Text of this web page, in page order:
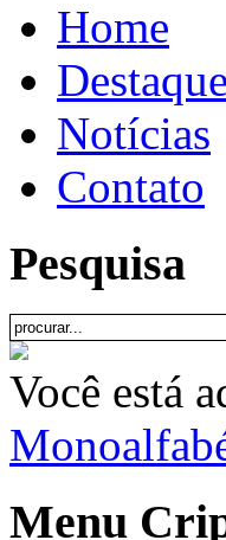
Home
Destaque
Notícias
Contato
Pesquisa
Você está
Menu